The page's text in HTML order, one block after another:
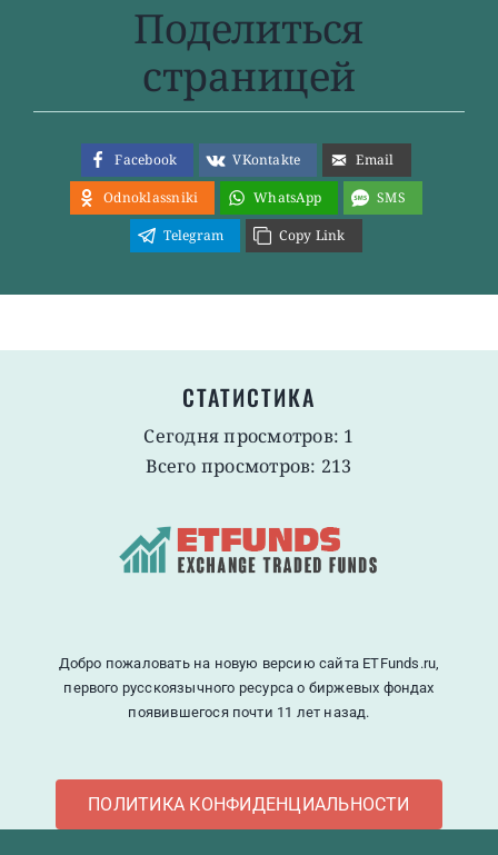
Поделиться
страницей
Facebook VKontakte
Email
Odnoklassniki
WhatsApp
SMS
Telegram
Copy Link
СТАТИСТИКА
Сегодня просмотров: 1
Всего просмотров: 213
Добро пожаловать на новую версию сайта ETFunds.ru,
первого русскоязычного ресурса о биржевых фондах
появившегося почти 11 лет назад.
ПОЛИТИКА КОНФИДЕНЦИАЛЬНОСТИ